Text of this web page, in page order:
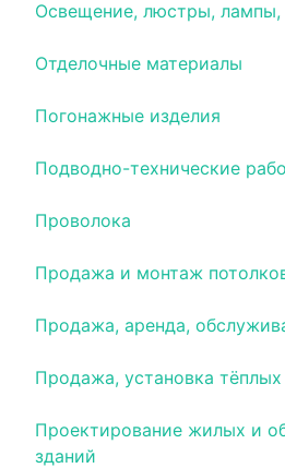
Освещение, люстры, лампы,
Отделочные материалы
Погонажные изделия
Подводно-технические
Проволока
Продажа и монтаж
Продажа, аренда,
Продажа, установка
Проектирование жилых и
зданий